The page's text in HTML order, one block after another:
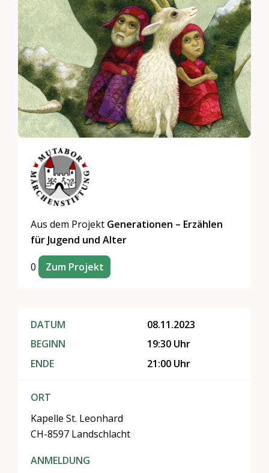
Aus dem Projekt Generationen – Erzählen
für Jugend und Alter
0 Zum Projekt
DATUM
BEGINN
ENDE
08.11.2023
19:30 Uhr
21:00 Uhr
ORT
Kapelle St. Leonhard
CH-8597 Landschlacht
ANMELDUNG